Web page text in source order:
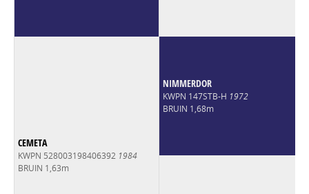
CEMETA
KWPN 528003198406392 1984
BRUIN 1,63m
NIMMERDOR
KWPN 147STB-H 1972
BRUIN 1,68m